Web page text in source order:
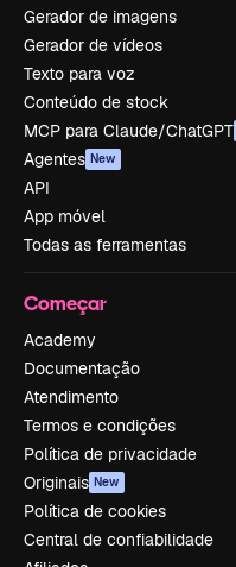
Gerador de imagens
Gerador de vídeos
Texto para voz
Conteúdo de stock
MCP para Claude/ChatGPT
Agentes New
API
App móvel
Todas as ferramentas
Começar
Academy
Documentação
Atendimento
Termos e condições
Política de privacidade
Originais New
Política de cookies
Central de confiabilidade